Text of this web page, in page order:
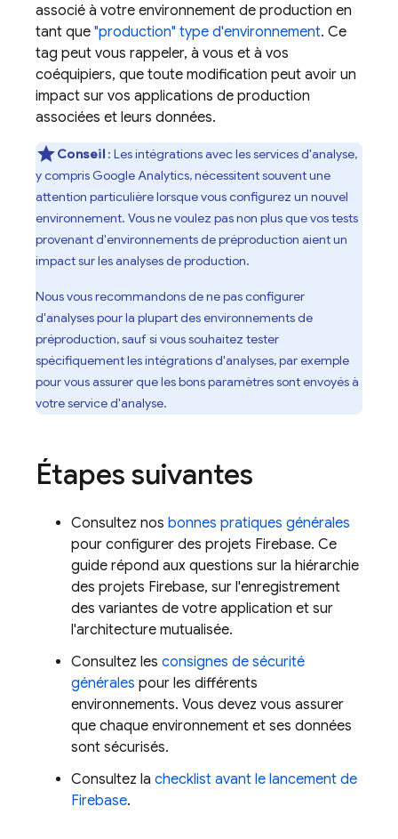
associé à votre environnement de production en
tant que "production" type d'environnement. Ce
tag peut vous rappeler, à vous et à vos
coéquipiers, que toute modification peut avoir un
impact sur vos applications de production
associées et leurs données.
Conseil: Les intégrations avec les services d'analyse,
y compris Google Analytics, nécessitent souvent une
attention particulière lorsque vous configurez un nouvel
environnement. Vous ne voulez pas non plus que vos tests
provenant d'environnements de préproduction aient un
impact sur les analyses de production.
Nous vous recommandons de ne pas configurer
d'analyses pour la plupart des environnements de
préproduction, sauf si vous souhaitez tester
spécifiquement les intégrations d'analyses, par exemple
pour vous assurer que les bons paramètres sont envoyés à
votre service d'analyse.
Étapes suivantes
Consultez nos bonnes pratiques générales
pour configurer des projets Firebase. Ce
guide répond aux questions sur la hiérarchie
des projets Firebase, sur l'enregistrement
des variantes de votre application et sur
l'architecture mutualisée.
Consultez les consignes de sécurité
générales pour les différents
environnements. Vous devez vous assurer
que chaque environnement et ses données
sont sécurisés.
Consultez la checklist avant le lancement de
Firebase.